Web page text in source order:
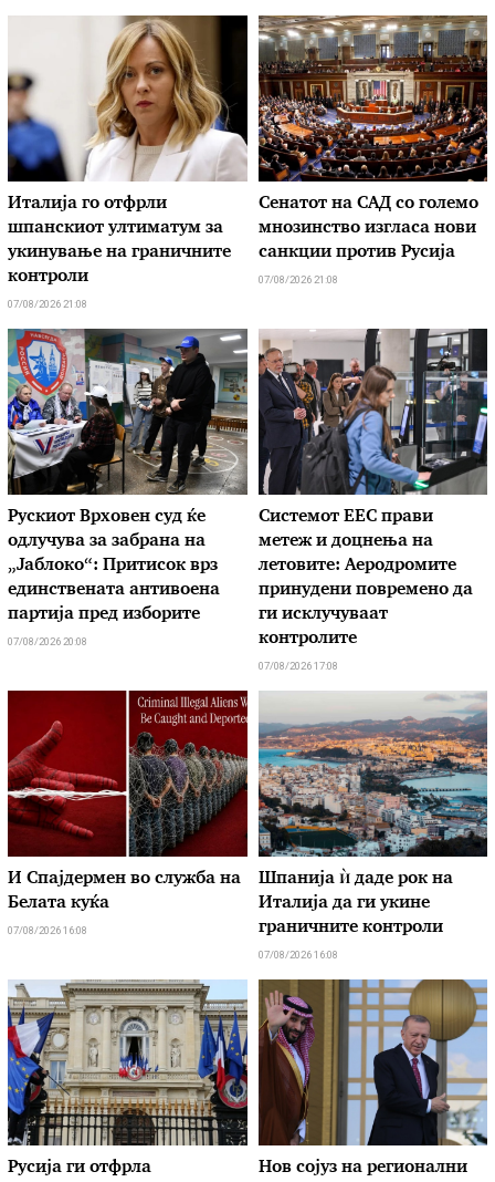
Италија го отфрли
шпанскиот ултиматум за
укинување на граничните
контроли
07/08/2026 21:08
Сенатот на САД со големо
мнозинство изгласа нови
санкции против Русија
07/08/2026 21:08
Рускиот Врховен суд ќе
одлучува за забрана на
„Јаблоко“: Притисок врз
единствената антивоена
партија пред изборите
07/08/2026 20:08
Системот ЕЕС прави
метеж и доцнења на
летовите: Аеродромите
принудени повремено да
ги исклучуваат
контролите
07/08/2026 17:08
И Спајдермен во служба на
Белата куќа
07/08/2026 16:08
Шпанија ѝ даде рок на
Италија да ги укине
граничните контроли
07/08/2026 16:08
Русија ги отфрла
Нов сојуз на регионални